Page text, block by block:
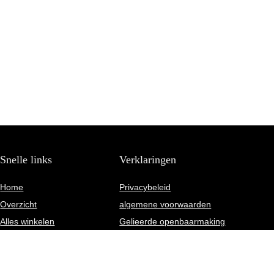
Snelle links
Home
Overzicht
Alles winkelen
Verklaringen
Privacybeleid
algemene voorwaarden
Gelieerde openbaarmaking